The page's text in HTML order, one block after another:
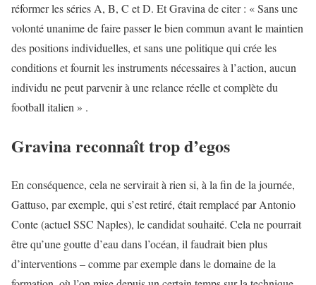
réformer les séries A, B, C et D. Et Gravina de citer : « Sans une
volonté unanime de faire passer le bien commun avant le maintien
des positions individuelles, et sans une politique qui crée les
conditions et fournit les instruments nécessaires à l’action, aucun
individu ne peut parvenir à une relance réelle et complète du
football italien » .
Gravina reconnaît trop d’egos
En conséquence, cela ne servirait à rien si, à la fin de la journée,
Gattuso, par exemple, qui s’est retiré, était remplacé par Antonio
Conte (actuel SSC Naples), le candidat souhaité. Cela ne pourrait
être qu’une goutte d’eau dans l’océan, il faudrait bien plus
d’interventions – comme par exemple dans le domaine de la